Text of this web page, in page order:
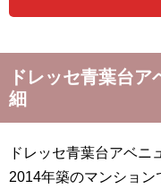
ドレッセ青葉台
細
ドレッセ青葉台アベニ
2014年築のマンショ